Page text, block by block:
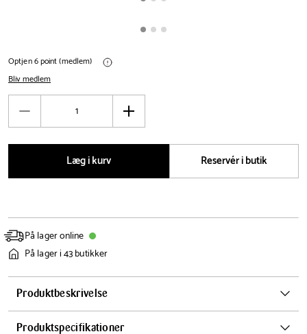
Optjen 6 point (medlem)
Bliv medlem
Antal
Øg
Læg i kurv
Reservér i butik
På lager online
På lager i 43 butikker
Produktbeskrivelse
Giv dine lækre kreationer de bedste betingelser for at køle perfekt af
Produktspecifikationer